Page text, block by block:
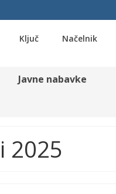
Ključ Načelnik
Javne nabavke
2025